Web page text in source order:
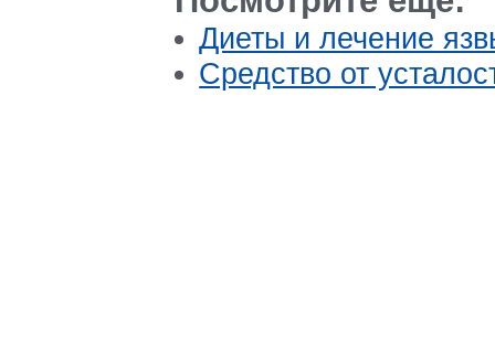
Диеты и лечение
Средство от